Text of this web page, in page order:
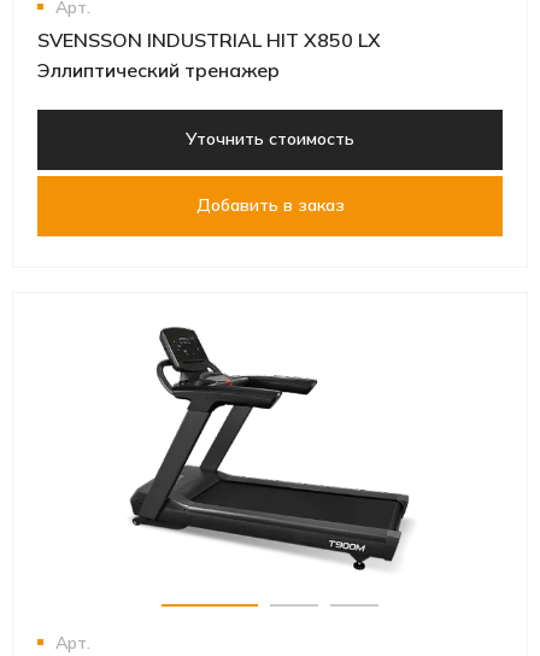
Арт.
SVENSSON INDUSTRIAL HIT X850 LX
Эллиптический тренажер
Уточнить стоимость
Добавить в заказ
Арт.